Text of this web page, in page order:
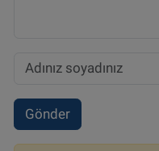
Gönder